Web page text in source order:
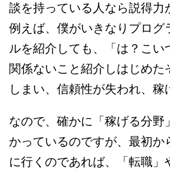
談を持っている人なら説得力
例えば、僕がいきなりプログ
ルを紹介しても、「は？こい
関係ないこと紹介しはじめた
しまい、信頼性が失われ、稼
なので、確かに「稼げる分野
かっているのですが、最初か
に行くのであれば、「転職」